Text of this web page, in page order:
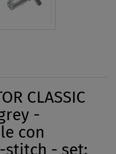
CLASSIC
-
con
stitch - set: